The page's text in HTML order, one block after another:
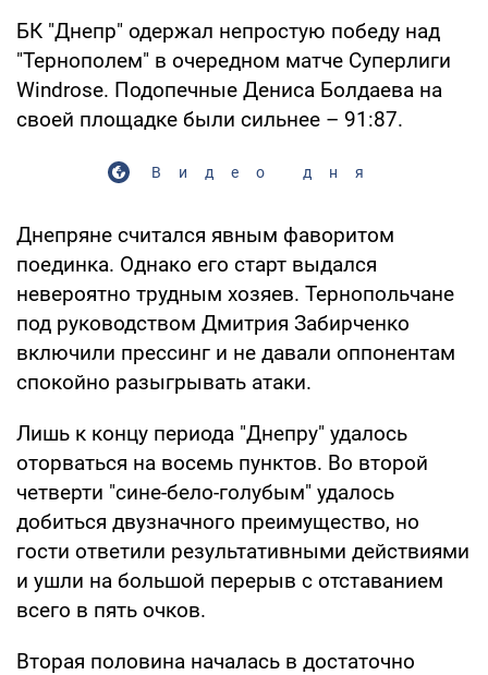
БК "Днепр" одержал непростую победу над
"Тернополем" в очередном матче Суперлиги
Windrose. Подопечные Дениса Болдаева на
своей площадке были сильнее – 91:87.
Видео дня
Днепряне считался явным фаворитом
поединка. Однако его старт выдался
невероятно трудным хозяев. Тернопольчане
под руководством Дмитрия Забирченко
включили прессинг и не давали оппонентам
спокойно разыгрывать атаки.
Лишь к концу периода "Днепру" удалось
оторваться на восемь пунктов. Во второй
четверти "сине-бело-голубым" удалось
добиться двузначного преимущество, но
гости ответили результативными действиями
и ушли на большой перерыв с отставанием
всего в пять очков.
Вторая половина началась в достаточно